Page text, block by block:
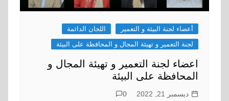
أعضاء لجنة البيئة و التعمير
اللجان الدائمة
لجنة التعمير و تهيئة المجال و المحافظة على البيئة
اعضاء لجنة التعمير و تهيئة المجال و
المحافظة على البيئة
ديسمبر 21, 2022 0